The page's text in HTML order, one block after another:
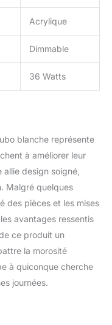
Acrylique
Dimmable
36 Watts
blanche représente
à améliorer leur
allie design soigné,
Malgré quelques
des pièces et les mises
avantages ressentis
ce produit un
la morosité
à quiconque cherche
journées.